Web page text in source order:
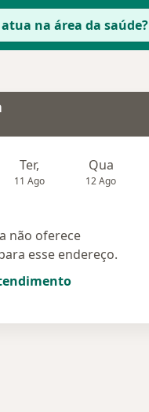
atua na área da saúde?
Ter,
11 Ago
Qua
12 Ago
não oferece
esse endereço.